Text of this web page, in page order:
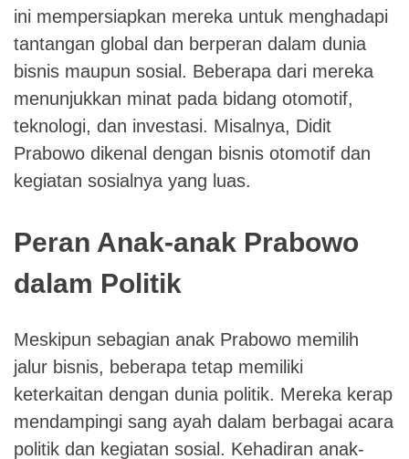
ini mempersiapkan mereka untuk menghadapi
tantangan global dan berperan dalam dunia
bisnis maupun sosial. Beberapa dari mereka
menunjukkan minat pada bidang otomotif,
teknologi, dan investasi. Misalnya, Didit
Prabowo dikenal dengan bisnis otomotif dan
kegiatan sosialnya yang luas.
Peran Anak-anak Prabowo
dalam Politik
Meskipun sebagian anak Prabowo memilih
jalur bisnis, beberapa tetap memiliki
keterkaitan dengan dunia politik. Mereka kerap
mendampingi sang ayah dalam berbagai acara
politik dan kegiatan sosial. Kehadiran anak-